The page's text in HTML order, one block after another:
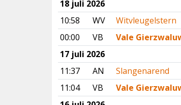
18 juli 2026
10:58
WV
Witvleugelstern
00:00
VB
Vale
17 juli 2026
11:37
AN
Slangenarend
11:04
VB
Vale